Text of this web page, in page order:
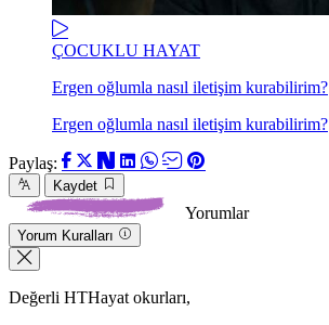
ÇOCUKLU HAYAT
Ergen oğlumla nasıl iletişim kurabilirim?
Ergen oğlumla nasıl iletişim kurabilirim?
Paylaş:
Kaydet
Yorumlar
Yorum Kuralları
Değerli HTHayat okurları,